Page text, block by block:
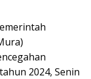
2024, Senin